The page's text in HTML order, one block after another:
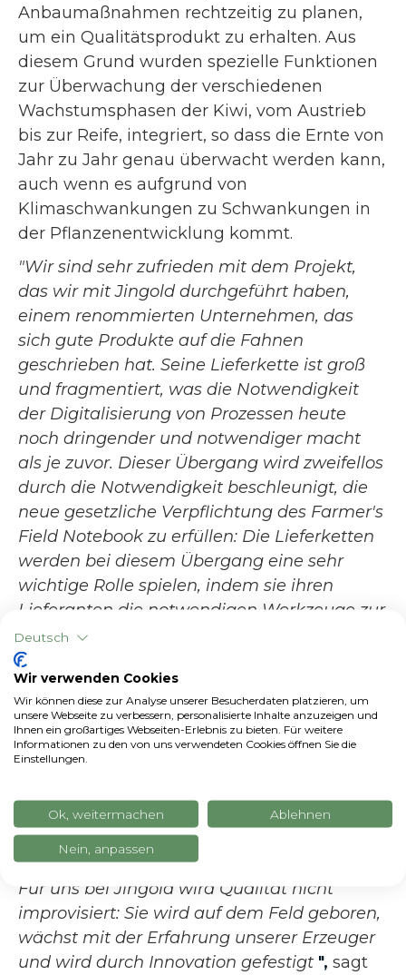
Anbaumaßnahmen rechtzeitig zu planen,
um ein Qualitätsprodukt zu erhalten. Aus
diesem Grund wurden spezielle Funktionen
zur Überwachung der verschiedenen
Wachstumsphasen der Kiwi, vom Austrieb
bis zur Reife, integriert, so dass die Ernte von
Jahr zu Jahr genau überwacht werden kann,
auch wenn es aufgrund von
Klimaschwankungen zu Schwankungen in
der Pflanzenentwicklung kommt.
"Wir sind sehr zufrieden mit dem Projekt,
das wir mit Jingold durchgeführt haben,
einem renommierten Unternehmen, das
sich gute Produkte auf die Fahnen
geschrieben hat. Seine Lieferkette ist groß
und fragmentiert, was die Notwendigkeit
der Digitalisierung von Prozessen heute
noch dringender und notwendiger macht
als je zuvor. Dieser Übergang wird zweifellos
durch die Notwendigkeit beschleunigt, die
neue gesetzliche Verpflichtung des Farmer's
Field Notebook zu erfüllen: Die Lieferketten
werden bei diesem Übergang eine sehr
wichtige Rolle spielen, indem sie ihren
Lieferanten die notwendigen Werkzeuge zur
Verfügung stellen, wie es Jingold getan hat.
Wir sind sicher, dass die gesammelten
Daten nach einer anfänglichen
Einführungsphase für eine weitere
Verbesserung der organisatorischen
Effizienz von Jingold nützlich sein werden,
Auswirkungen auch auf die Umwelt", sagt
Matteo Vanotti, CEOvonxFarm
Technologies.
Für uns bei Jingold wird Qualität nicht
improvisiert: Sie wird auf dem Feld geboren,
wächst mit der Erfahrung unserer Erzeuger
und wird durch Innovation gefestigt ", sagt
Deutsch
Wir verwenden Cookies
Wir können diese zur Analyse unserer Besucherdaten platzieren, um
unsere Webseite zu verbessern, personalisierte Inhalte anzuzeigen und
Ihnen ein großartiges Webseiten-Erlebnis zu bieten. Für weitere
Informationen zu den von uns verwendeten Cookies öffnen Sie die
Einstellungen.
Ok, weitermachen Ablehnen
Nein, anpassen